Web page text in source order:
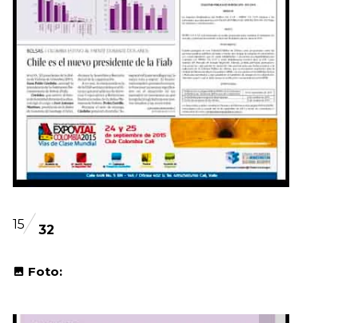
15 32
Foto: